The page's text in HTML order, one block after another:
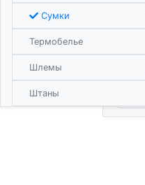
Сумки
Термобелье
Шлемы
Штаны